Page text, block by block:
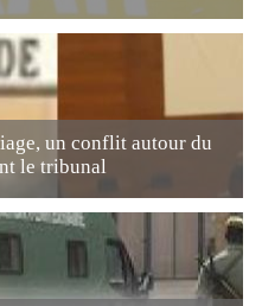
un conflit autour du
le tribunal